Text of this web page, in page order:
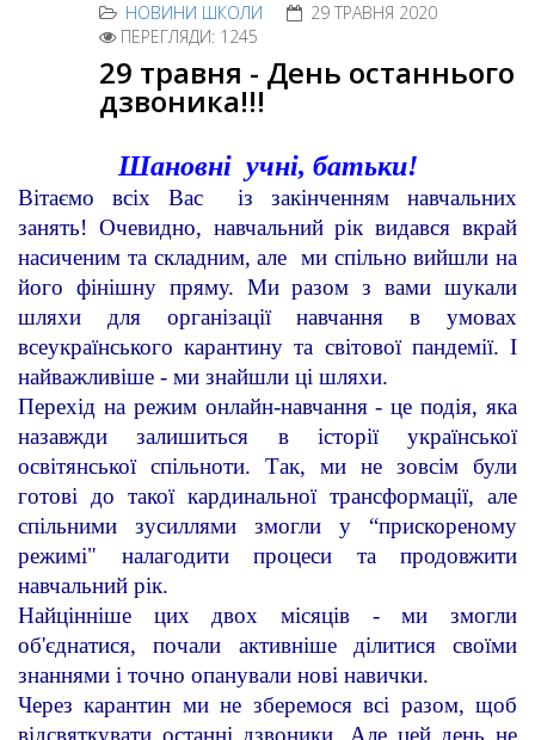
НОВИНИ ШКОЛИ
29 ТРАВНЯ 2020
ПЕРЕГЛЯДИ: 1245
29 травня - День останнього
дзвоника!!!
Шановні учні, батьки!
Вітаємо всіх Вас із закінченням навчальних
занять! Очевидно, навчальний рік видався вкрай
насиченим та складним, але ми спільно вийшли на
його фінішну пряму. Ми разом з вами шукали
шляхи для організації навчання в умовах
всеукраїнського карантину та світової пандемії. І
найважливіше - ми знайшли ці шляхи.
Перехід на режим онлайн-навчання - це подія, яка
назавжди залишиться в історії української
освітянської спільноти. Так, ми не зовсім були
готові до такої кардинальної трансформації, але
спільними зусиллями змогли у “прискореному
режимі" налагодити процеси та продовжити
навчальний рік.
Найцінніше цих двох місяців - ми змогли
об'єднатися, почали активніше ділитися своїми
знаннями і точно опанували нові навички.
Через карантин ми не зберемося всі разом, щоб